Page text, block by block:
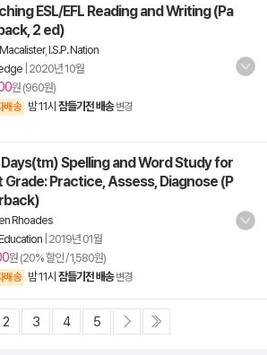
ESL/EFL Reading and Writing (Pa
2 ed)
,I.S.P. Nation
2020년 10월
원 (960원)
배송 밤 11시 잠들기전 배송 변경
Spelling and Word Study for
Grade: Practice, Assess, Diagnose (P
Rhoades
2019년 01월
원 (20% 할인 / 1,580원)
배송 밤 11시 잠들기전 배송 변경
2 3 4 5